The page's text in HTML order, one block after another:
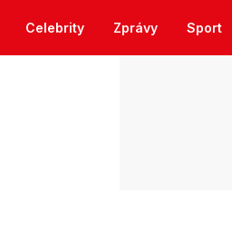
Celebrity Zprávy Sport